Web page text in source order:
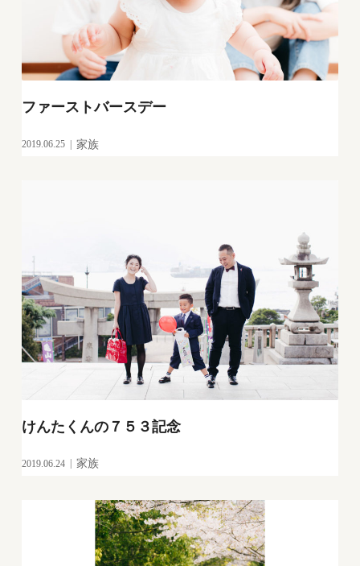
ファーストバースデー
2019.06.25 家族
けんたくんの７５３記念
2019.06.24 家族